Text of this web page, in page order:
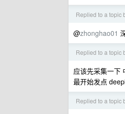
Replied to a topic
@zhonghao01
Replied to a topic
应该先采集一下
最开始发点
Replied to a topic